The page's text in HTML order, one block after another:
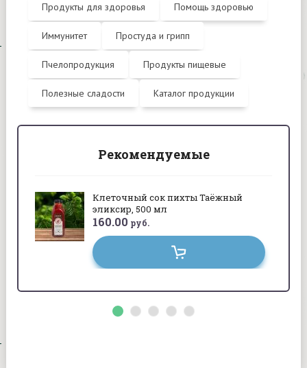
Продукты для здоровья Помощь здоровью
Иммунитет Простуда и грипп
Пчелопродукция Продукты пищевые
Полезные сладости Каталог продукции
Рекомендуемые
Клеточный сок пихты Таёжный
эликсир, 500 мл
160.00 руб.